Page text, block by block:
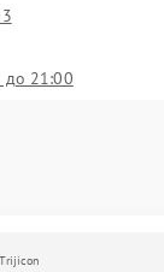
до 21:00